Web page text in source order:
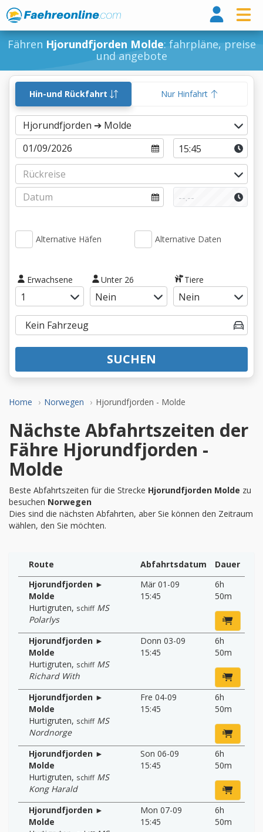
Fähren Hjorundfjorden Molde: fahrpläne, preise
und angebote
Home Norwegen Hjorundfjorden - Molde
Hin-und Rückfahrt Nur Hinfahrt
Alternative Häfen Alternative Daten
Erwachsene Unter 26 Tiere
SUCHEN
Nächste Abfahrtszeiten der
Fähre Hjorundfjorden -
Molde
Beste Abfahrtszeiten für die Strecke Hjorundfjorden Molde zu
besuchen Norwegen
Dies sind die nächsten Abfahrten, aber Sie können den Zeitraum
wählen, den Sie möchten.
Route Abfahrtsdatum
Dauer
Hjorundfjorden ►
Molde
Hurtigruten, schiff MS
Polarlys
Mär 01-09
15:45
6h
50m
Hjorundfjorden ►
Molde
Hurtigruten, schiff MS
Richard With
Donn 03-09
15:45
6h
50m
Hjorundfjorden ►
Molde
Hurtigruten, schiff MS
Nordnorge
Fre 04-09
15:45
6h
50m
Hjorundfjorden ►
Molde
Hurtigruten, schiff MS
Kong Harald
Son 06-09
15:45
6h
50m
Hjorundfjorden ►
Molde
Mon 07-09
15:45
6h
50m